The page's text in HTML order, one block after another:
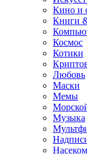
Кино и
Книги
Космос
Котики
Любовь
Маски
Мемы
Музыка